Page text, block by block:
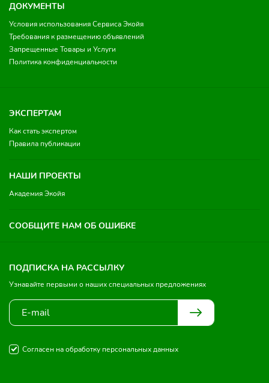
ДОКУМЕНТЫ
Условия использования Сервиса Экойя
Требования к размещению объявлений
Запрещенные Товары и Услуги
Политика конфиденциальности
ЭКСПЕРТАМ
Как стать экспертом
Правила публикации
НАШИ ПРОЕКТЫ
Академия Экойя
СООБЩИТЕ НАМ ОБ ОШИБКЕ
ПОДПИСКА НА РАССЫЛКУ
Узнавайте первыми о наших специальных предложениях
Согласен на обработку персональных данных